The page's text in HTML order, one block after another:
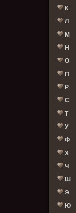
К
Л
М
Н
О
П
Р
С
Т
У
Ф
Х
Ч
Ш
Э
Ю